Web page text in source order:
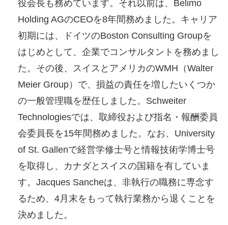
役会長も務めています。それ以前は、Belimo
Holding AGのCEOを8年間務めました。キャリア
初期には、ドイツのBoston Consulting Groupを
はじめとして、企業でコンサルタントを務めまし
た。その後、スイスとアメリカのWMH（Walter
Meier Group）で、損益の責任を増したいくつか
の一般管理職を歴任しました。Schweiter
Technologiesでは、取締役および指名・報酬委員
会委員長を15年間務めました。なお、University
of St. Gallenで経営学修士号と情報技術学博士号
を取得し、カナダとスイスの国籍を有していま
す。Jacques Sancheは、非執行の職務に専念す
るため、4月末をもって執行業務から退くことを
決めました。